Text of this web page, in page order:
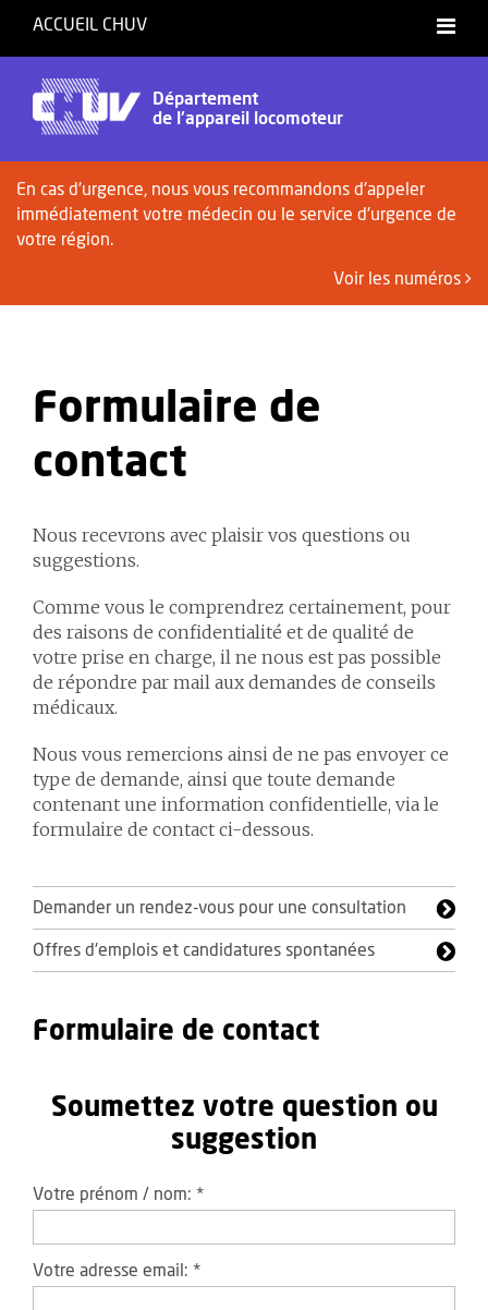
ACCUEIL CHUV
Département
de l'appareil locomoteur
En cas d'urgence, nous vous recommandons d'appeler
immédiatement votre médecin ou le service d'urgence de
votre région.
Voir les numéros
Formulaire de
contact
Nous recevrons avec plaisir vos questions ou
suggestions.
Comme vous le comprendrez certainement, pour
des raisons de confidentialité et de qualité de
votre prise en charge, il ne nous est pas possible
de répondre par mail aux demandes de conseils
médicaux.
Nous vous remercions ainsi de ne pas envoyer ce
type de demande, ainsi que toute demande
contenant une information confidentielle, via le
formulaire de contact ci-dessous.
Demander un rendez-vous pour une consultation
Offres d'emplois et candidatures spontanées
Formulaire de contact
Soumettez votre question ou
suggestion
Votre prénom / nom: *
Votre adresse email: *